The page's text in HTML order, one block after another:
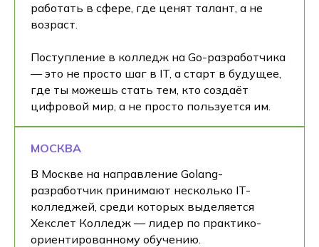
работать в сфере, где ценят талант, а не
возраст.
Поступление в колледж на Go-разработчика
— это не просто шаг в IT, а старт в будущее,
где ты можешь стать тем, кто создаёт
цифровой мир, а не просто пользуется им.
МОСКВА
В Москве на направление Golang-
разработчик принимают несколько IT-
колледжей, среди которых выделяется
Хекслет Колледж — лидер по практико-
ориентированному обучению.